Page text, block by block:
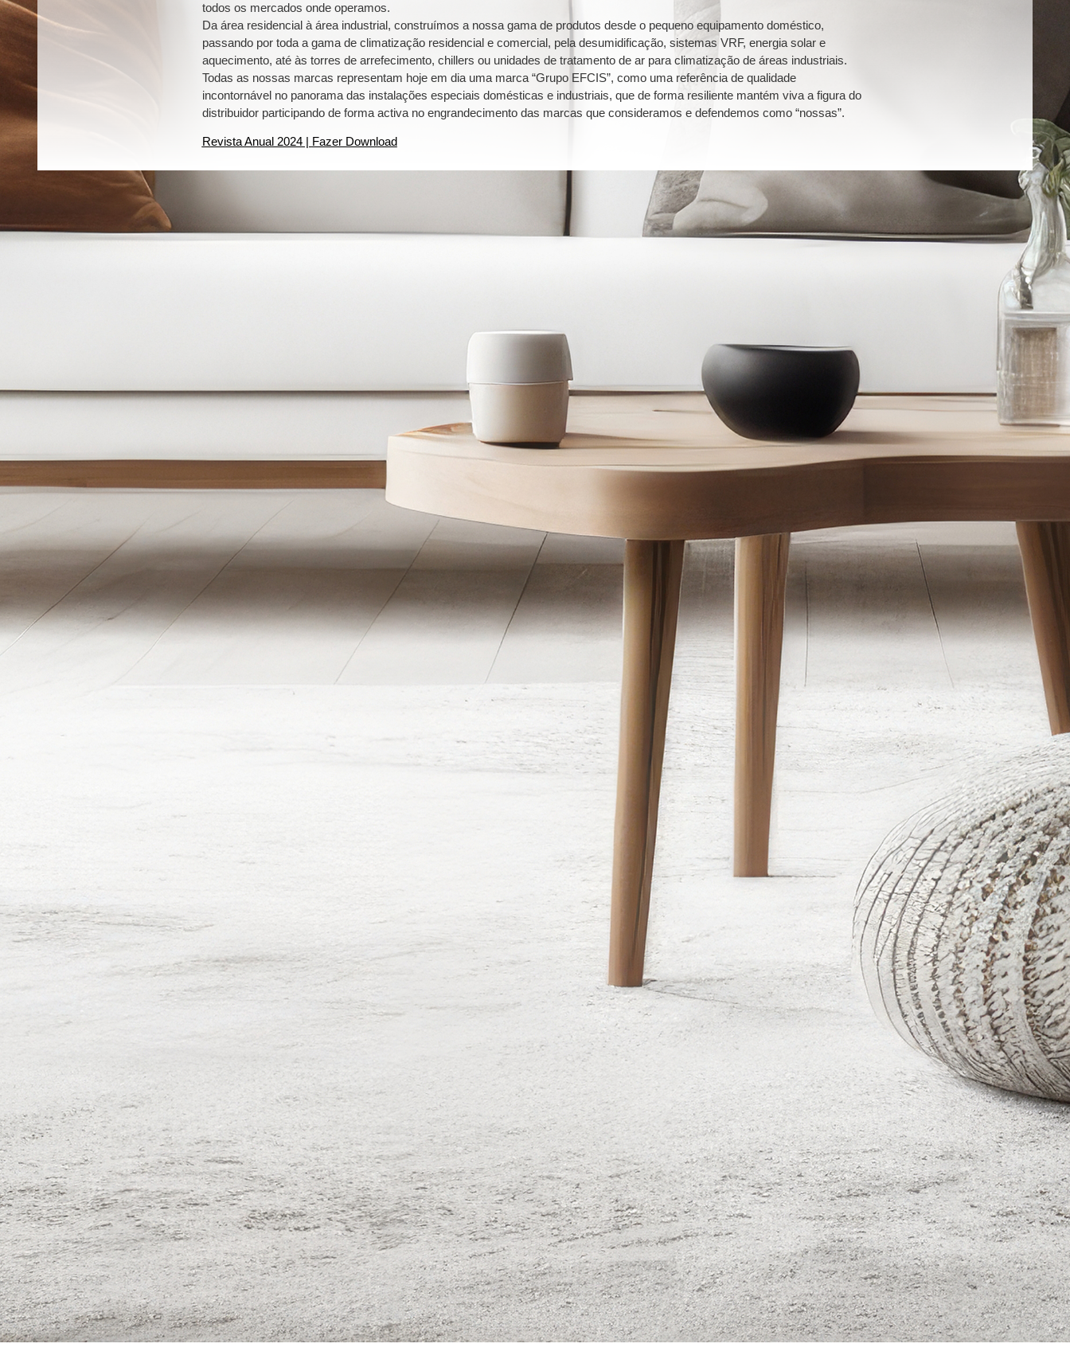
todos os mercados onde operamos.
Da área residencial à área industrial, construímos a nossa gama de produtos desde o pequeno equipamento doméstico,
passando por toda a gama de climatização residencial e comercial, pela desumidificação, sistemas VRF, energia solar e
aquecimento, até às torres de arrefecimento, chillers ou unidades de tratamento de ar para climatização de áreas industriais.
Todas as nossas marcas representam hoje em dia uma marca “Grupo EFCIS”, como uma referência de qualidade
incontornável no panorama das instalações especiais domésticas e industriais, que de forma resiliente mantém viva a figura do
distribuidor participando de forma activa no engrandecimento das marcas que consideramos e defendemos como “nossas”.
Revista Anual 2024| Fazer Download